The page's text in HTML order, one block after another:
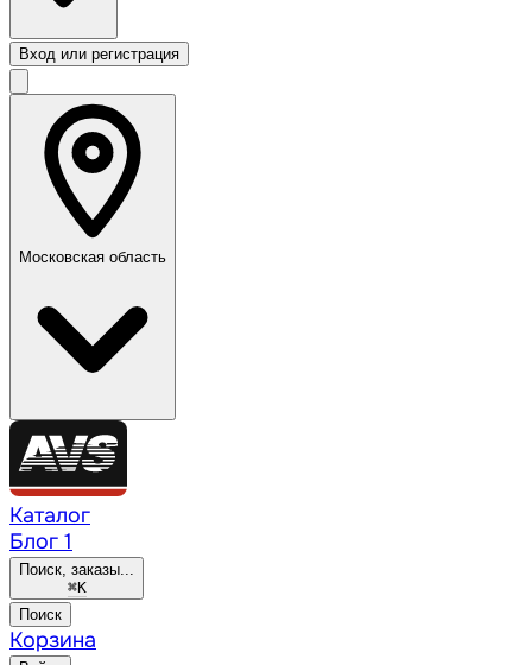
Вход или регистрация
Московская область
Каталог
Блог 1
Поиск, заказы...
⌘K
Поиск
Корзина